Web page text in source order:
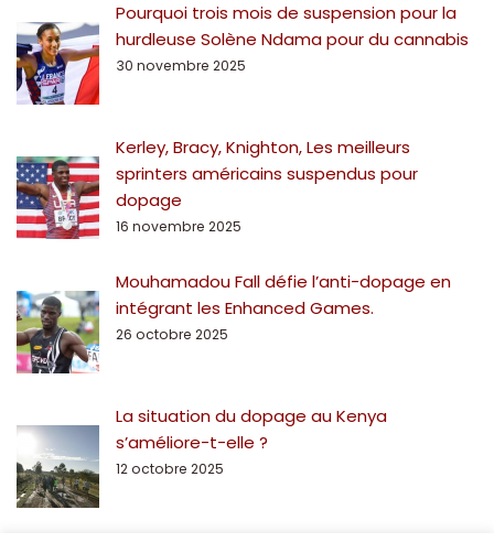
Pourquoi trois mois de suspension pour la
hurdleuse Solène Ndama pour du cannabis
30 novembre 2025
Kerley, Bracy, Knighton, Les meilleurs
sprinters américains suspendus pour
dopage
16 novembre 2025
Mouhamadou Fall défie l’anti-dopage en
intégrant les Enhanced Games.
26 octobre 2025
La situation du dopage au Kenya
s’améliore-t-elle ?
12 octobre 2025